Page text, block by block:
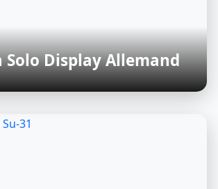
Solo Display Allemand